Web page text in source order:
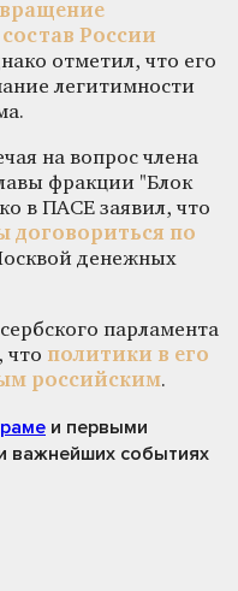
России
отметил, что его
легитимности
на вопрос члена
фракции "Блок
в ПАСЕ заявил, что
договориться по
денежных
парламента
что политики в его
российским.
и первыми
важнейших событиях